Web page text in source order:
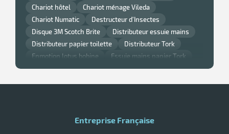
Chariot hôtel
Chariot ménage Vileda
Chariot Numatic
Destructeur d'Insectes
Disque 3M Scotch Brite
Distributeur essuie mains
Distributeur papier toilette
Distributeur Tork
Enmotion lotus bobine
Essuie mains papier Tork
Gant nitrile
Lavette super chicopee
Monobrosse
Poubelle Rossignol
Poubelle Rubbermaid
Entreprise Française